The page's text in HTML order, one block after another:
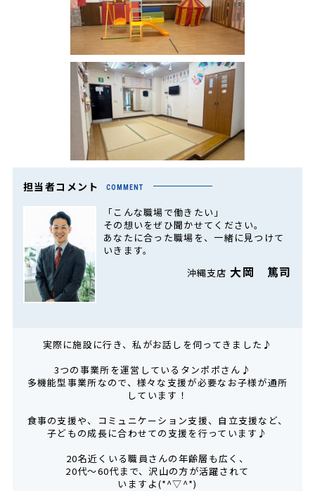
担当者コメント COMMENT
「こんな職場で働きたい」
その想いをぜひ聞かせてください。
あなたに合った職場を、一緒に見つけて
いきます。
沖縄支店大岡 篤司
実際に施設に行き、私がお話しを伺ってきました♪
3つの事業所を運営しているタンポポさん♪
多機能型事業所なので、様々な支援が必要なお子様が通所
しています！
食事の支援や、コミュニケーション支援、自立支援など、
子どもの成長に合わせての支援を行っています♪
20名近くいる職員さんの年齢層も広く、
20代～60代まで、沢山の方が活躍されて
いますよ(*^▽^*)